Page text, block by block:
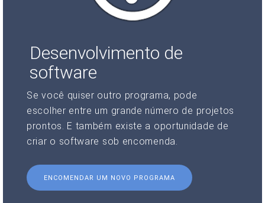
Desenvolvimento de
software
Se você quiser outro programa, pode
escolher entre um grande número de projetos
prontos. E também existe a oportunidade de
criar o software sob encomenda.
ENCOMENDAR UM NOVO PROGRAMA